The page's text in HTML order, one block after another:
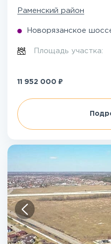
Раменский район
Новорязанское
Площадь участка:
11 952 000 ₽